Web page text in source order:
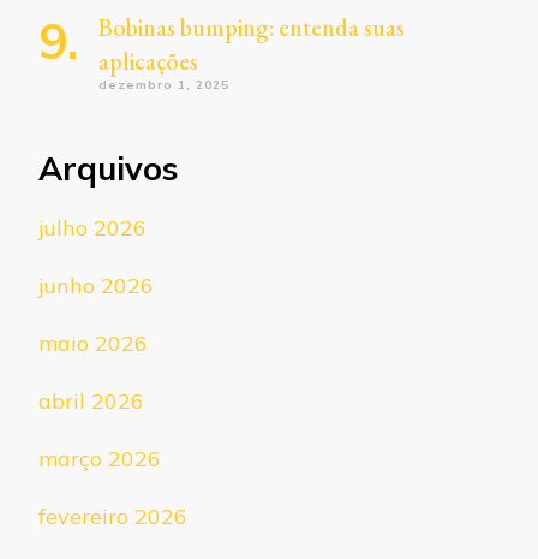
Bobinas bumping: entenda suas
aplicações
dezembro 1, 2025
Arquivos
julho 2026
junho 2026
maio 2026
abril 2026
março 2026
fevereiro 2026